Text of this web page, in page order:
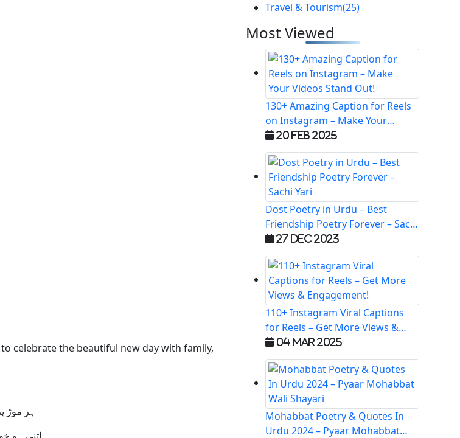
celebrate the beautiful new day with family,
Travel & Tourism(25)
Most Viewed
130+ Amazing Caption for Reels
on Instagram – Make Your
Videos Stand Out!
20 Feb 2025
Dost Poetry in Urdu – Best
Friendship Poetry Forever – Sachi
Yari27 Dec 2023
110+ Instagram Viral Captions
for Reels – Get More Views &
Engagement!
04 Mar 2025
Mohabbat Poetry & Quotes In
Urdu 2024 – Pyaar Mohabbat